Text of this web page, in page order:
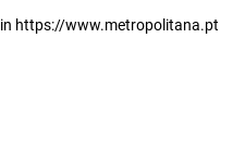
in https://www.metropolitana.pt